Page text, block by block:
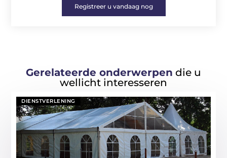
Registreer u vandaag nog
Gerelateerde onderwerpen die u
wellicht interesseren
DIENSTVERLENING